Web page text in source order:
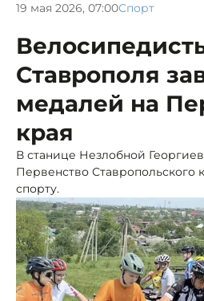
19 мая 2026, 07:00Спорт
Ставрополя
медалей на
края
В станице Незлобной
Первенство Ставропольского
спорту.